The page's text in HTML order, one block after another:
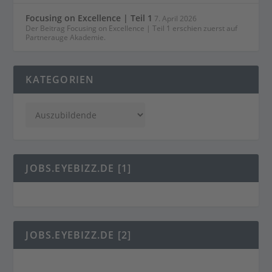
Focusing on Excellence | Teil 1 7. April 2026
Der Beitrag Focusing on Excellence | Teil 1 erschien zuerst auf
Partnerauge Akademie.
KATEGORIEN
JOBS.EYEBIZZ.DE [1]
JOBS.EYEBIZZ.DE [2]